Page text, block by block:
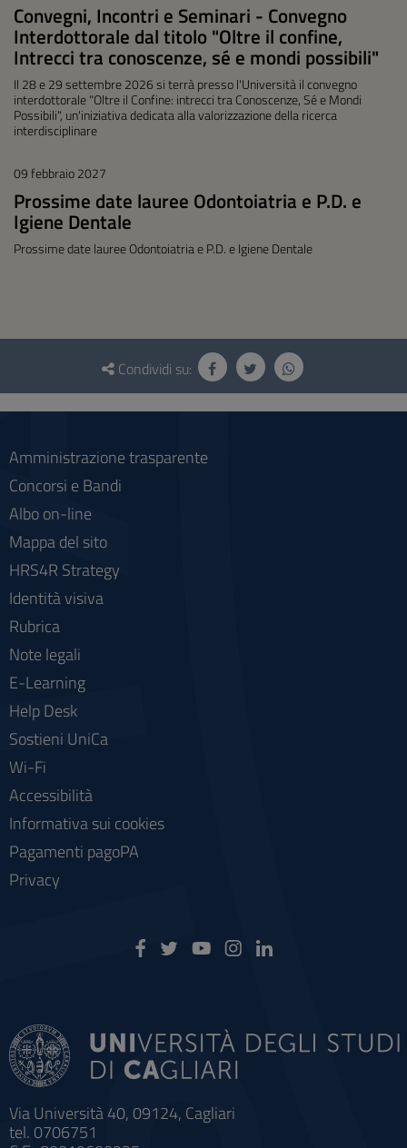
Convegni, Incontri e Seminari - Convegno
Interdottorale dal titolo "Oltre il confine,
Intrecci tra conoscenze, sé e mondi possibili"
Il 28 e 29 settembre 2026 si terrà presso l'Università il convegno
interdottorale "Oltre il Confine: intrecci tra Conoscenze, Sé e Mondi
Possibili", un'iniziativa dedicata alla valorizzazione della ricerca
interdisciplinare
09 febbraio 2027
Prossime date lauree Odontoiatria e P.D. e
Igiene Dentale
Prossime date lauree Odontoiatria e P.D. e Igiene Dentale
Questionario
social
Condividi su:
Via Università 40, 09124, Cagliari
tel. 0706751
Amministrazione trasparente
Concorsi e Bandi
Albo on-line
Mappa del sito
HRS4R Strategy
Identità visiva
Rubrica
Note legali
E-Learning
Help Desk
Sostieni UniCa
Wi-Fi
Accessibilità
Informativa sui cookies
Pagamenti pagoPA
Privacy